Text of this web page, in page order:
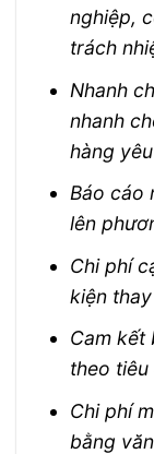
nghiệp,
trách
Nhanh
nhanh
hàng
Báo cáo
lên
Chi phí
kiện
Cam kết
theo tiêu
Chi phí
bằng